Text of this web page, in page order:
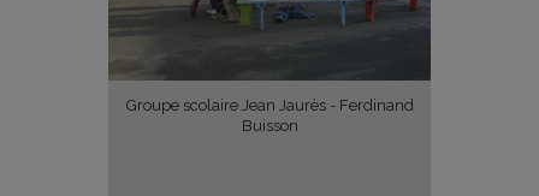
Groupe scolaire Jean Jaurès - Ferdinand
Buisson